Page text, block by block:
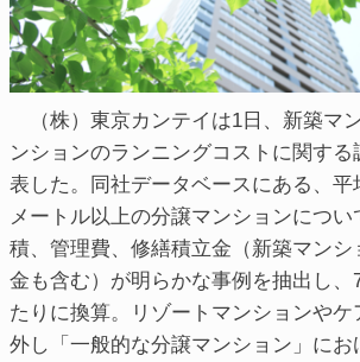
（株）東京カンテイは1日、新築マ
ンションのランニングコストに関す
表した。同社データベースにある、平
メートル以上の分譲マンションにつ
積、管理費、修繕積立金（新築マンシ
金も含む）が明らかな事例を抽出し、
たりに換算。リゾートマンションや
外し「一般的な分譲マンション」にお